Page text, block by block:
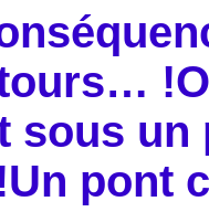
sous un
pont